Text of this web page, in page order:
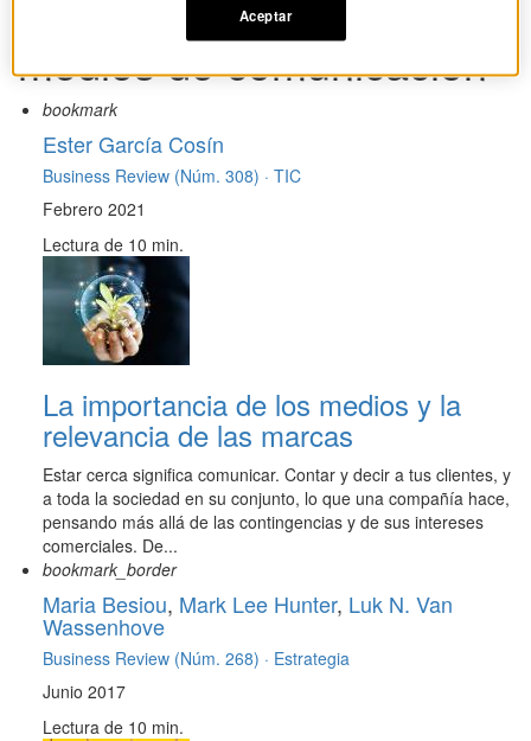
Artículos con el Tag:
medios de comunicación
bookmark
Ester García Cosín
Business Review (Núm. 308) · TIC
Febrero 2021
Lectura de 10 min.
La importancia de los medios y la
relevancia de las marcas
Estar cerca significa comunicar. Contar y decir a tus clientes, y
a toda la sociedad en su conjunto, lo que una compañía hace,
pensando más allá de las contingencias y de sus intereses
comerciales. De...
bookmark_border
Maria Besiou, Mark Lee Hunter, Luk N. Van
Wassenhove
Business Review (Núm. 268) · Estrategia
Junio 2017
Lectura de 10 min.
Aceptar